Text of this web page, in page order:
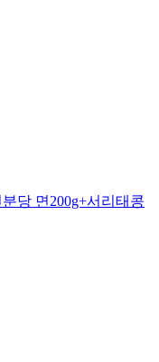
당 면200g+서리태콩